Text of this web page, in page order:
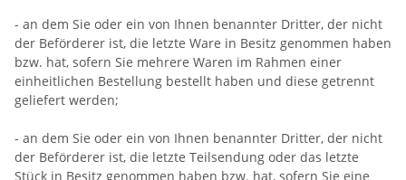
- an dem Sie oder ein von Ihnen benannter Dritter, der nicht
der Beförderer ist, die letzte Ware in Besitz genommen haben
bzw. hat, sofern Sie mehrere Waren im Rahmen einer
einheitlichen Bestellung bestellt haben und diese getrennt
geliefert werden;
- an dem Sie oder ein von Ihnen benannter Dritter, der nicht
der Beförderer ist, die letzte Teilsendung oder das letzte
Stück in Besitz genommen haben bzw. hat, sofern Sie eine